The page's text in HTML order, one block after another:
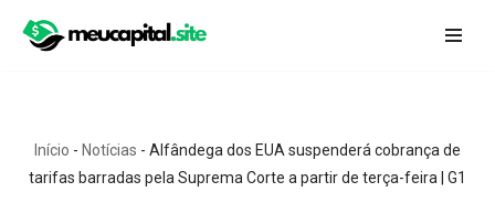
conteúdo
Início - Notícias - Alfândega dos EUA suspenderá cobrança de
tarifas barradas pela Suprema Corte a partir de terça-feira | G1